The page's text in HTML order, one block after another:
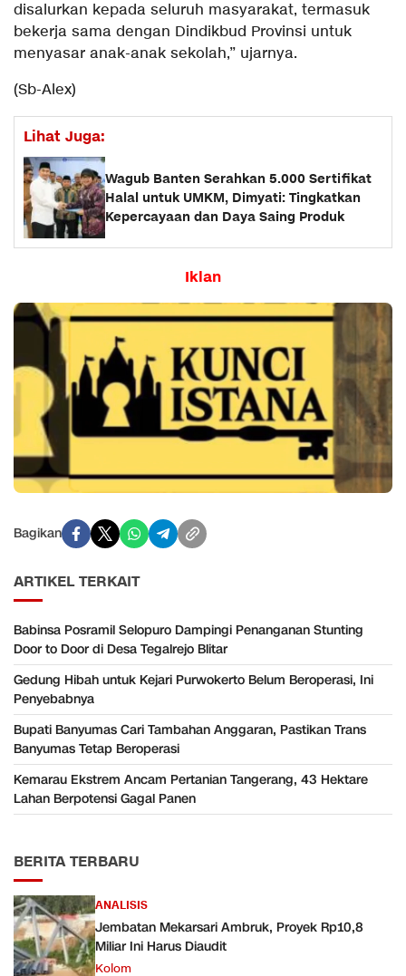
disalurkan kepada seluruh masyarakat, termasuk
bekerja sama dengan Dindikbud Provinsi untuk
menyasar anak-anak sekolah,” ujarnya.
(Sb-Alex)
Lihat Juga:
Wagub Banten Serahkan 5.000 Sertifikat
Halal untuk UMKM, Dimyati: Tingkatkan
Kepercayaan dan Daya Saing Produk
Iklan
Bagikan
ARTIKEL TERKAIT
Babinsa Posramil Selopuro Dampingi Penanganan Stunting
Door to Door di Desa Tegalrejo Blitar
Gedung Hibah untuk Kejari Purwokerto Belum Beroperasi, Ini
Penyebabnya
Bupati Banyumas Cari Tambahan Anggaran, Pastikan Trans
Banyumas Tetap Beroperasi
Kemarau Ekstrem Ancam Pertanian Tangerang, 43 Hektare
Lahan Berpotensi Gagal Panen
BERITA TERBARU
ANALISIS
Jembatan Mekarsari Ambruk, Proyek Rp10,8
Miliar Ini Harus Diaudit
Kolom